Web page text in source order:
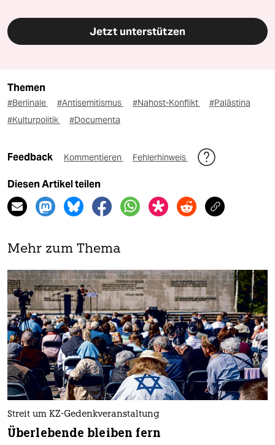
Jetzt unterstützen
Themen
#Berlinale #Antisemitismus #Nahost-Konflikt
#Palästina
#Kulturpolitik
#Documenta
Feedback Kommentieren Fehlerhinweis
Diesen Artikel teilen
Mehr zum Thema
Streit um KZ-Gedenkveranstaltung
Überlebende bleiben fern